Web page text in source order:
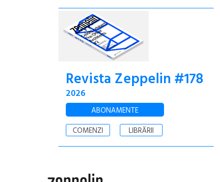
Revista Zeppelin #178
2026
ABONAMENTE
COMENZI
LIBRĂRII